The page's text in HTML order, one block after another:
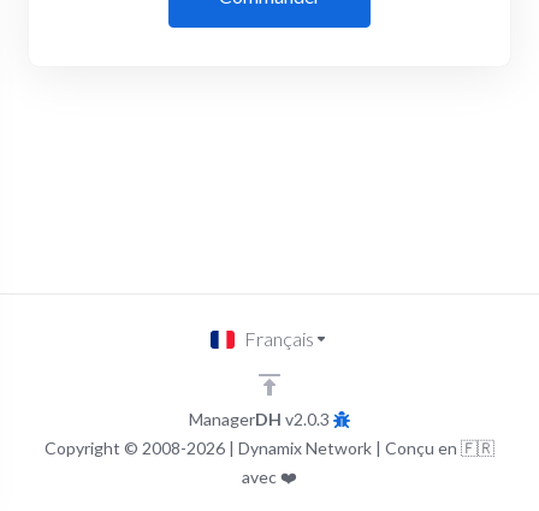
ManagerDH v2.0.3
Copyright © 2008-2026 | Dynamix Network | Conçu en 🇫🇷
avec ❤️
Français